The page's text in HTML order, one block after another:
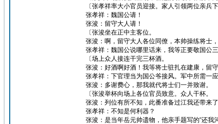
〔张孝祥率大小官员迎接。家人引领两位亲兵
张孝祥：魏国公请！
张浚：留守大人请！
〔张浚坐在正中主客位。
张浚：啊，留守大人各位同僚，本帅操练将士
张孝祥：魏国公说哪里话来，我等正要敬国公
〔场上众人接连干完三杯酒。
张浚：好酒啊好酒！我等将士驻扎在建康，留
张孝祥：下官理当为国公爷接风。军中所需一
张浚：多谢费心，那我就代将士们一并致谢。
〔张浚举杯向场上各位官员致意。众人干杯。
张浚：列位有所不知，此番准备过江我还带来
张孝祥：不知是何利器？
张浚：是当年岳元帅遗物，他亲手题写的“还我